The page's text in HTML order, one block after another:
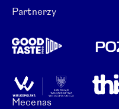
Partnerzy
Mecenas